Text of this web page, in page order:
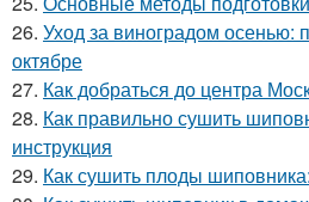
26. Уход за виноградом осенью:
октябре
27. Как добраться до центра
28. Как правильно сушить
инструкция
29. Как сушить плоды